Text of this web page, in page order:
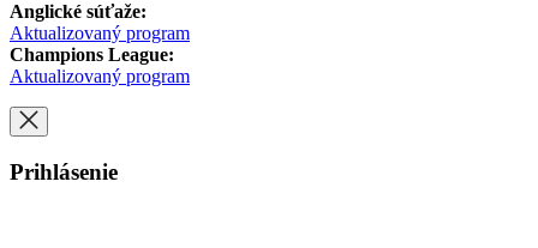
Anglické súťaže:
Aktualizovaný program
Champions League:
Aktualizovaný program
Prihlásenie